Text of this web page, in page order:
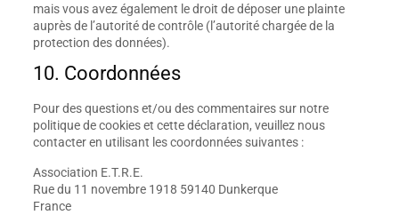
mais vous avez également le droit de déposer une plainte
auprès de l’autorité de contrôle (l’autorité chargée de la
protection des données).
10. Coordonnées
Pour des questions et/ou des commentaires sur notre
politique de cookies et cette déclaration, veuillez nous
contacter en utilisant les coordonnées suivantes :
Association E.T.R.E.
Rue du 11 novembre 1918 59140 Dunkerque
France